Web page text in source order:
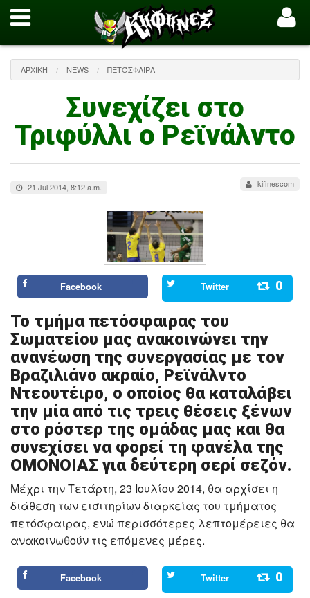
ΑΡΧΙΚΉ NEWS ΠΕΤΌΣΦΑΙΡΑ
Συνεχίζει στο
Τριφύλλι ο Ρεϊνάλντο
21 Jul 2014, 8:12 a.m. kifinescom
Facebook Twitter 0
Το τμήμα πετόσφαιρας του
Σωματείου μας ανακοινώνει την
ανανέωση της συνεργασίας με τον
Βραζιλιάνο ακραίο, Ρεϊνάλντο
Ντεουτέιρο, ο οποίος θα καταλάβει
την μία από τις τρεις θέσεις ξένων
στο ρόστερ της ομάδας μας και θα
συνεχίσει να φορεί τη φανέλα της
ΟΜΟΝΟΙΑΣ για δεύτερη σερί σεζόν.
Μέχρι την Τετάρτη, 23 Ιουλίου 2014, θα αρχίσει η
διάθεση των εισιτηρίων διαρκείας του τμήματος
πετόσφαιρας, ενώ περισσότερες λεπτομέρειες θα
ανακοινωθούν τις επόμενες μέρες.
Facebook Twitter 0